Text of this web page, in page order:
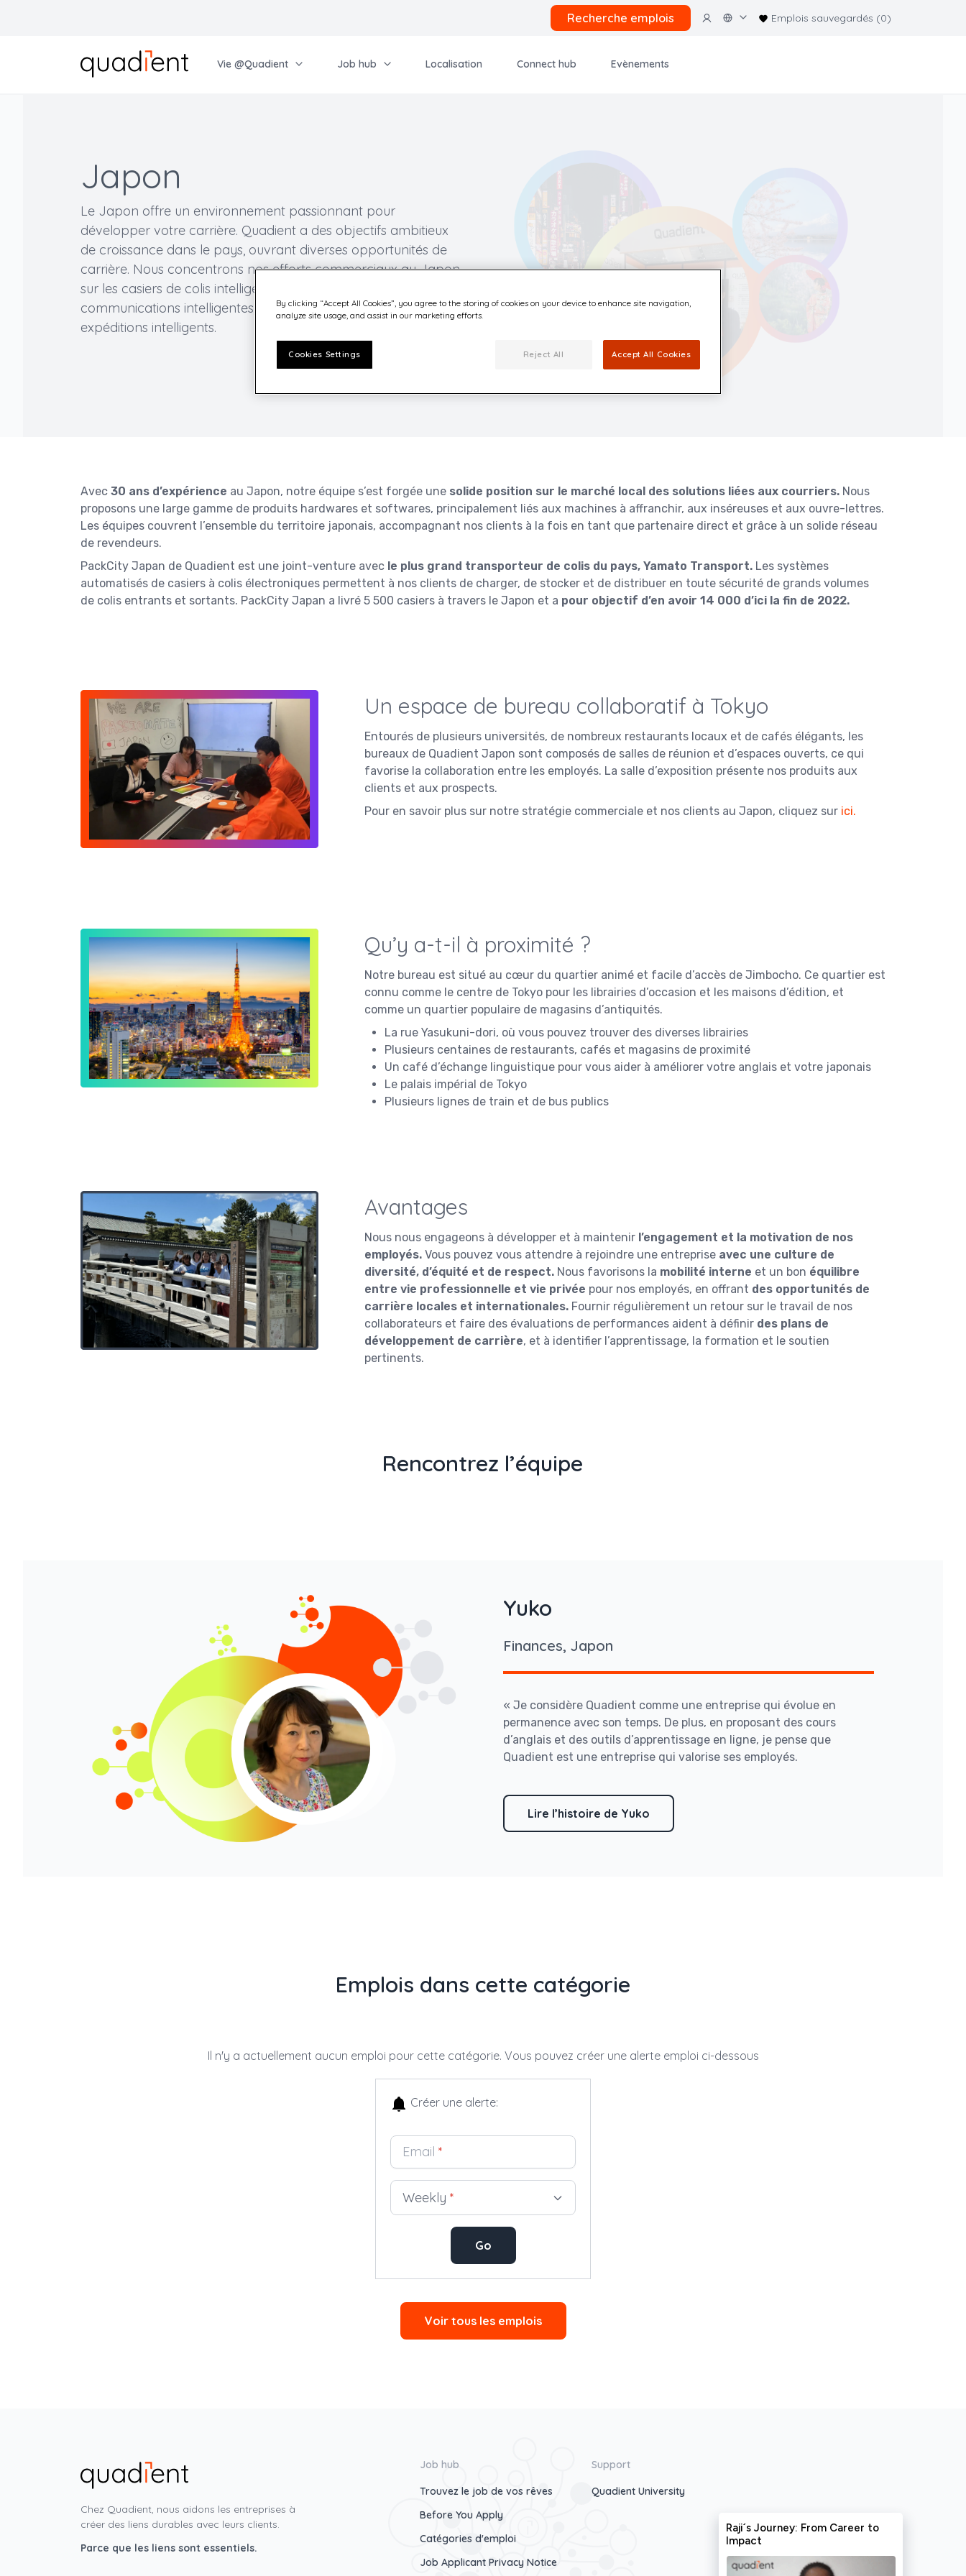
Recherche emplois Emplois sauvegardés (0)
Allemand
Vie @Quadient Job hub Localisation Connect hub Evènements
Pourquoi Quadient
Culture de l'autonomisation
Apprendre et grandir
La diversité ensemble
Trouvez le job de vos rêves
Avant de postuler
Catégories d'emploi
Japon
Le Japon offre un environnement passionnant pour
développer votre carrière. Quadient a des objectifs ambitieux
de croissance dans le pays, ouvrant diverses opportunités de
carrière. Nous concentrons nos efforts commerciaux au Japon
sur les casiers de colis intelligents, l'automatisation des
communications intelligentes, ainsi que celles des courriers et
expéditions intelligents.
Avec 30 ans d’expérience au Japon, notre équipe s’est forgée une solide position sur le marché local des solutions liées aux courriers. Nous
proposons une large gamme de produits hardwares et softwares, principalement liés aux machines à affranchir, aux inséreuses et aux ouvre-lettres.
Les équipes couvrent l’ensemble du territoire japonais, accompagnant nos clients à la fois en tant que partenaire direct et grâce à un solide réseau
de revendeurs.
PackCity Japan de Quadient est une joint-venture avec le plus grand transporteur de colis du pays, Yamato Transport. Les systèmes
automatisés de casiers à colis électroniques permettent à nos clients de charger, de stocker et de distribuer en toute sécurité de grands volumes
de colis entrants et sortants. PackCity Japan a livré 5 500 casiers à travers le Japon et a pour objectif d’en avoir 14 000 d’ici la fin de 2022.
Un espace de bureau collaboratif à Tokyo
Entourés de plusieurs universités, de nombreux restaurants locaux et de cafés élégants, les
bureaux de Quadient Japon sont composés de salles de réunion et d’espaces ouverts, ce qui
favorise la collaboration entre les employés. La salle d’exposition présente nos produits aux
clients et aux prospects.
Pour en savoir plus sur notre stratégie commerciale et nos clients au Japon, cliquez sur ici.
Qu’y a-t-il à proximité ?
Notre bureau est situé au cœur du quartier animé et facile d’accès de Jimbocho. Ce quartier est
connu comme le centre de Tokyo pour les librairies d’occasion et les maisons d’édition, et
comme un quartier populaire de magasins d’antiquités.
La rue Yasukuni-dori, où vous pouvez trouver des diverses librairies
Plusieurs centaines de restaurants, cafés et magasins de proximité
Un café d’échange linguistique pour vous aider à améliorer votre anglais et votre japonais
Le palais impérial de Tokyo
Plusieurs lignes de train et de bus publics
Avantages
Nous nous engageons à développer et à maintenir l’engagement et la motivation de nos
employés.Vous pouvez vous attendre à rejoindre une entreprise avec une culture de
diversité, d’équité et de respect.Nous favorisons la mobilité interne et un bon équilibre
entre vie professionnelle et vie privée pour nos employés, en offrant des opportunités de
carrière locales et internationales.Fournir régulièrement un retour sur le travail de nos
collaborateurs et faire des évaluations de performances aident à définir des plans de
développement de carrière, et à identifier l’apprentissage, la formation et le soutien
pertinents.
Rencontrez l’équipe
Yuko
Finances, Japon
« Je considère Quadient comme une entreprise qui évolue en
permanence avec son temps. De plus, en proposant des cours
d’anglais et des outils d’apprentissage en ligne, je pense que
Quadient est une entreprise qui valorise ses employés.
Lire l’histoire de Yuko
Emplois dans cette catégorie
Il n'y a actuellement aucun emploi pour cette catégorie. Vous pouvez créer une alerte emploi ci-dessous
Créer une alerte:
Email *
Weekly *
Go
Voir tous les emplois
Chez Quadient, nous aidons les entreprises à
créer des liens durables avec leurs clients.
Parce que les liens sont essentiels.
Job hub
Trouvez le job de vos rêves
Before You Apply
Catégories d'emploi
Job Applicant Privacy Notice
Support
Quadient University
By clicking “Accept All Cookies”, you agree to the storing of cookies on your device to enhance site navigation,
analyze site usage, and assist in our marketing efforts.
Cookies Settings Reject All Accept All Cookies